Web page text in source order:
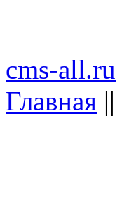
cms-all.ru
Главная ||